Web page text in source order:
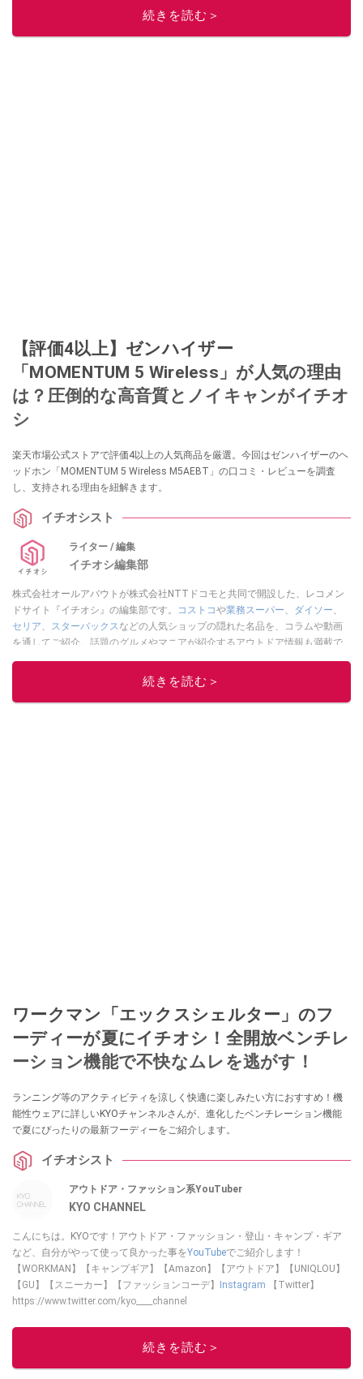
続きを読む＞
【評価4以上】ゼンハイザー
「MOMENTUM 5 Wireless」が人気の理由
は？圧倒的な高音質とノイキャンがイチオ
シ
楽天市場公式ストアで評価4以上の人気商品を厳選。今回はゼンハイザーのヘ
ッドホン「MOMENTUM 5 Wireless M5AEBT」の口コミ・レビューを調査
し、支持される理由を紐解きます。
イチオシスト
ライター / 編集
イチオシ編集部
株式会社オールアバウトが株式会社NTTドコモと共同で開設した、レコメン
ドサイト『イチオシ』の編集部です。
コストコや業務スーパー ダイソー
セリア
スターバックス などの人気ショップの隠れた名品を、コラムや動画
を通してご紹介。話題のグルメやマニアが紹介するアウトドア情報も満載で
レビューしています。毎日トレンド情報をお届けしているので、ぜひ
してください！
続きを読む＞
ワークマン「エックスシェルター」のフ
ーディーが夏にイチオシ！全開放ベンチレ
ーション機能で不快なムレを逃がす！
ランニング等のアクティビティを涼しく快適に楽しみたい方におすすめ！機
能性ウェアに詳しいKYOチャンネルさんが、進化したベンチレーション機能
で夏にぴったりの最新フーディーをご紹介します。
イチオシスト
アウトドア・ファッション系YouTuber
KYO CHANNEL
こんにちは。KYOです！アウトドア・ファッション・登山・キャンプ・ギア
など、自分がやって使って良かった事をYouTubeでご紹介します！
【WORKMAN】【キャンプギア】【Amazon】【アウトドア】【UNIQLOU】
【GU】【スニーカー】【ファッションコーデ】 Instagram 【Twitter】
https://www.twitter.com/kyo____channel
このイチオシストの他の記事を読む
続きを読む＞